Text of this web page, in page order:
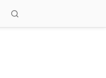
RECHERCHE